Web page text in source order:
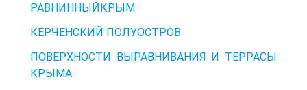
РАВНИННЫЙКРЫМ
КЕРЧЕНСКИЙ ПОЛУОСТРОВ
ПОВЕРХНОСТИ ВЫРАВНИВАНИЯ И ТЕРРАСЫ
КРЫМА